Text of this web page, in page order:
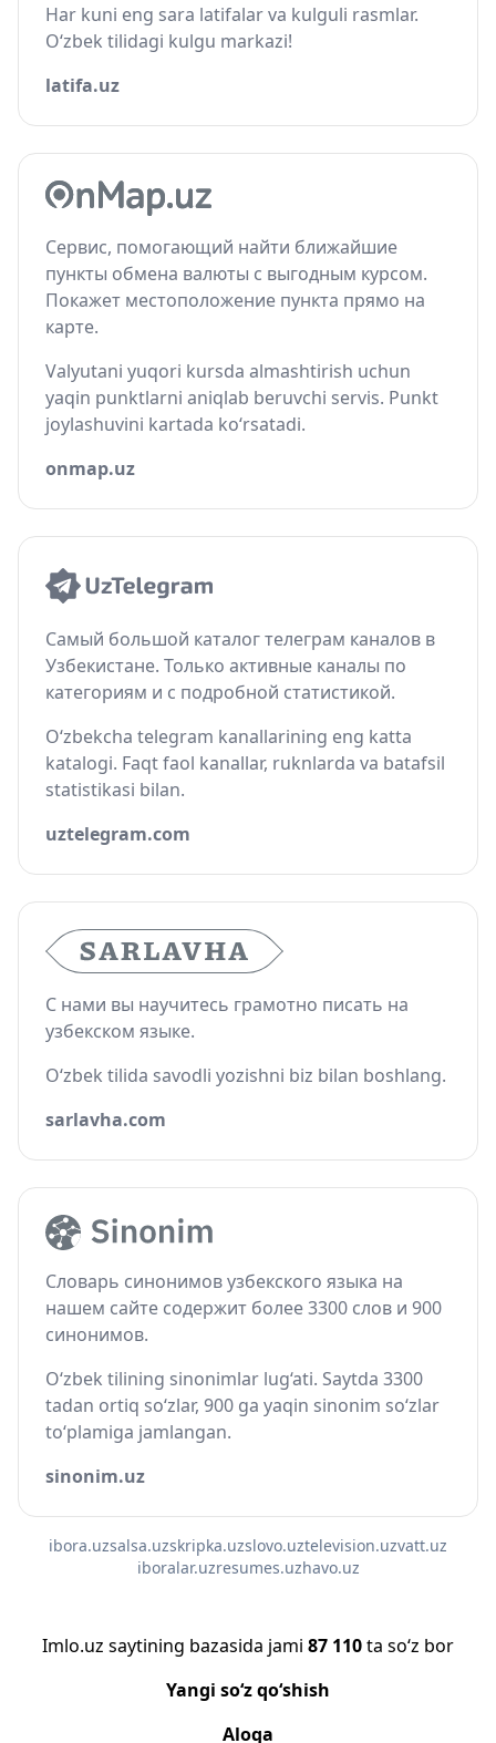
Har kuni eng sara latifalar va kulguli rasmlar.
O‘zbek tilidagi kulgu markazi!
latifa.uz
Сервис, помогающий найти ближайшие
пункты обмена валюты с выгодным курсом.
Покажет местоположение пункта прямо на
карте.
Valyutani yuqori kursda almashtirish uchun
yaqin punktlarni aniqlab beruvchi servis. Punkt
joylashuvini kartada ko‘rsatadi.
onmap.uz
Самый большой каталог телеграм каналов в
Узбекистане. Только активные каналы по
категориям и с подробной статистикой.
O‘zbekcha telegram kanallarining eng katta
katalogi. Faqt faol kanallar, ruknlarda va batafsil
statistikasi bilan.
uztelegram.com
С нами вы научитесь грамотно писать на
узбекском языке.
O‘zbek tilida savodli yozishni biz bilan boshlang.
sarlavha.com
Словарь синонимов узбекского языка на
нашем сайте содержит более 3300 слов и 900
синонимов.
O‘zbek tilining sinonimlar lug‘ati. Saytda 3300
tadan ortiq so‘zlar, 900 ga yaqin sinonim so‘zlar
to‘plamiga jamlangan.
sinonim.uz
ibora.uzsalsa.uzskripka.uzslovo.uztelevision.uzvatt.uz
iboralar.uzresumes.uzhavo.uz
Imlo.uz saytining bazasida jami 87 110ta so‘z bor
Yangi so‘z qo‘shish
Aloqa